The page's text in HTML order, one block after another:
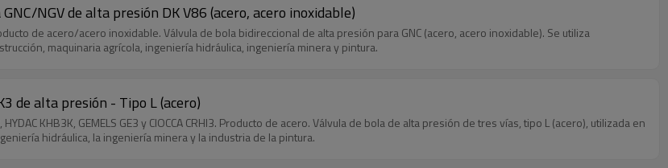
NGV de alta presión DK V86 (acero, acero inoxidable)
de acero/acero inoxidable. Válvula de bola bidireccional de alta presión para GNC (acero, acero inoxidable). Se utiliza
maquinaria agrícola, ingeniería hidráulica, ingeniería minera y pintura.
de alta presión - Tipo L (acero)
KHB3K, GEMELS GE3 y CIOCCA CRHI3. Producto de acero. Válvula de bola de alta presión de tres vías, tipo L (acero), utilizada en
hidráulica, la ingeniería minera y la industria de la pintura.